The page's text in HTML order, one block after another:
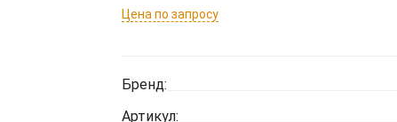
Цена по запросу
Бренд:
Артикул: